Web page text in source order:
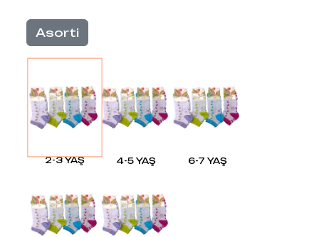
Asorti
2-3 YAŞ 4-5 YAŞ 6-7 YAŞ